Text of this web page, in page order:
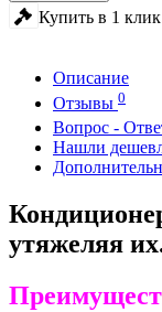
Купить в 1 клик
Описание
Отзывы 0
Вопрос -
Нашли
утяжеляя